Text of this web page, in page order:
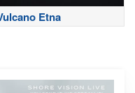
Etna